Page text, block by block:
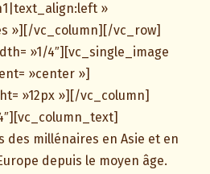
»
»][/vc_column][/vc_row]
»1/4″][vc_single_image
»center »]
»12px »][/vc_column]
des millénaires en Asie et en
depuis le moyen âge.